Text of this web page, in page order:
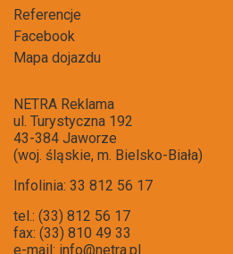
Referencje
Facebook
Mapa dojazdu
NETRA Reklama
ul. Turystyczna 192
43-384 Jaworze
(woj. śląskie, m. Bielsko-Biała)
Infolinia: 33 812 56 17
tel.: (33) 812 56 17
fax: (33) 810 49 33
e-mail: info@netra.pl